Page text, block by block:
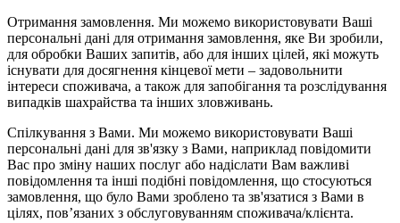
Отримання замовлення. Ми можемо використовувати Ваші
персональні дані для отримання замовлення, яке Ви зробили,
для обробки Ваших запитів, або для інших цілей, які можуть
існувати для досягнення кінцевої мети – задовольнити
інтереси споживача, а також для запобігання та розслідування
випадків шахрайства та інших зловживань.
Спілкування з Вами. Ми можемо використовувати Ваші
персональні дані для зв'язку з Вами, наприклад повідомити
Вас про зміну наших послуг або надіслати Вам важливі
повідомлення та інші подібні повідомлення, що стосуються
замовлення, що було Вами зроблено та зв'язатися з Вами в
цілях, пов’язаних з обслуговуванням споживача/клієнта.